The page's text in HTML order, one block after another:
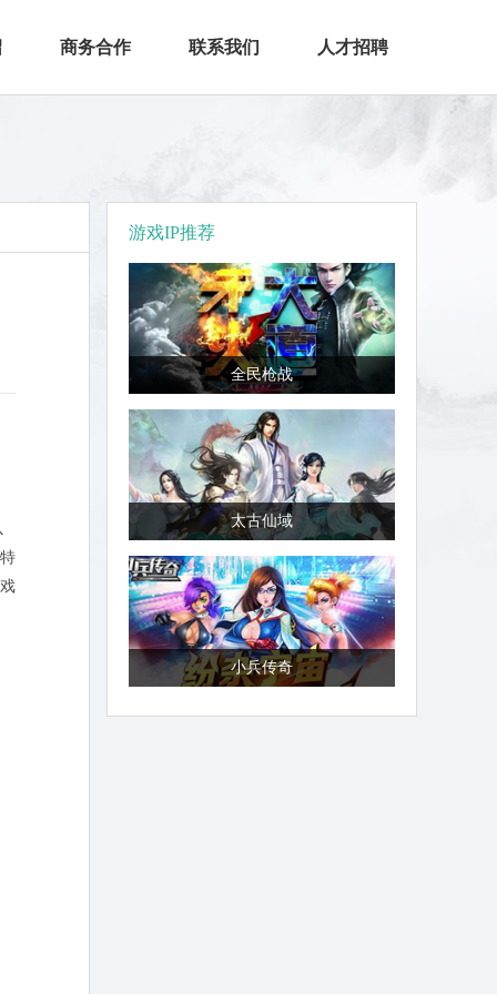
商务合作 联系我们 人才招聘
游戏IP推荐
全民枪战
太古仙域
小兵传奇